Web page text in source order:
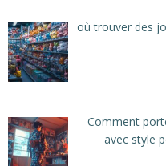
où trouver des
Comment
avec style